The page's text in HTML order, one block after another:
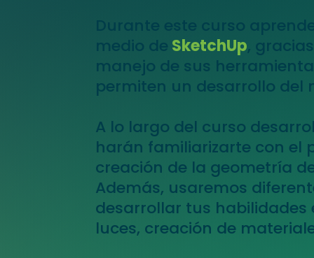
Durante este curso
medio de SketchUp,
manejo de sus
permiten un desarrollo del
A lo largo del curso
harán familiarizarte con el
creación de la geometría
Además, usaremos
desarrollar tus habilidades
luces, creación de